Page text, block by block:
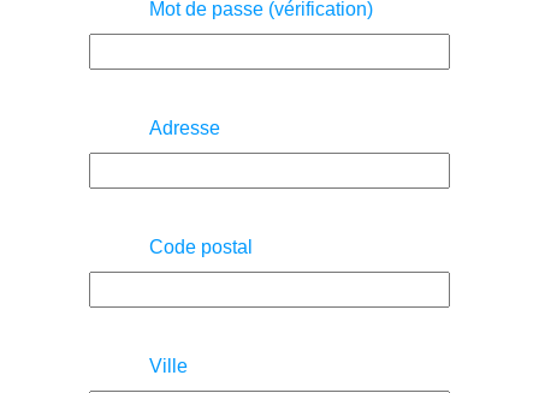
Mot de passe (vérification)
Adresse
Code postal
Ville